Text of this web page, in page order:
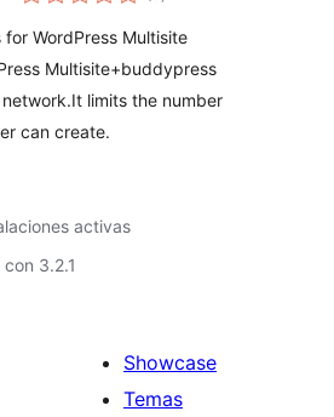
for WordPress Multisite
Multisite+buddypress
limits the number
can create.
activas
3.2.1
Showcase
Temas